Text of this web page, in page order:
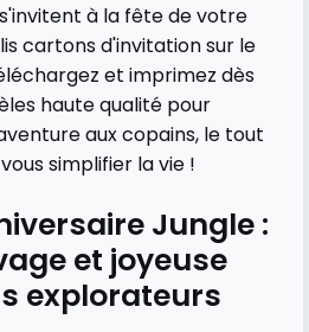
à la fête de votre
cartons d'invitation sur le
et imprimez dès
haute qualité pour
aux copains, le tout
simplifier la vie !
Jungle :
et joyeuse
explorateurs